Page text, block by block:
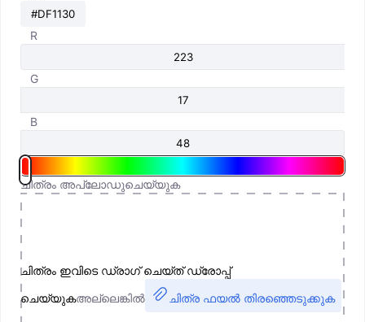
R
G
B
ചിത്രം അപ്‌ലോഡുചെയ്യുക
ചിത്രം ഇവിടെ ഡ്രാഗ് ചെയ്ത് ഡ്രോപ്പ്
ചെയ്യുകഅല്ലെങ്കിൽ ചിത്ര ഫയൽ തിരഞ്ഞെടുക്കുക